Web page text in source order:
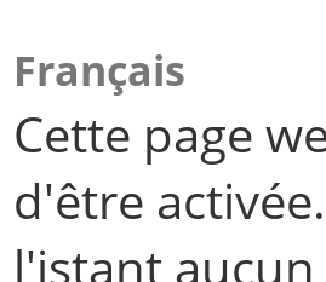
Français
Cette page
d'être
l'istant